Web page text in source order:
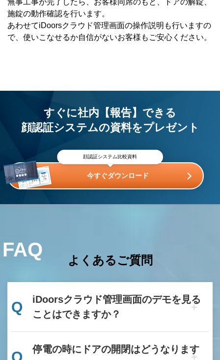
無事工事が完了したら、お客様同席のもと、ドアの解錠、
施錠の動作確認を行います。
あわせてiDoorsクラウド管理画面の操作説明も行いますの
で、使いこなせるか自信がないお客様もご安心ください。
すぐに社内【報告】できる
顔認証システムの資料をプレゼント
顔認証システム比較資料
今すぐダウンロード
FAQ よくあるご質問
Q
iDoorsクラウド管理画面のデモを見る
ことはできますか？
Q
停電の時にドアの開閉はどうなります